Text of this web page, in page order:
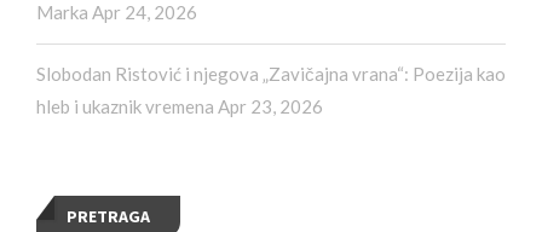
Marka Apr 24, 2026
Slobodan Ristović i njegova „Zavičajna vrana“: Poezija kao
hleb i ukaznik vremena Apr 23, 2026
PRETRAGA